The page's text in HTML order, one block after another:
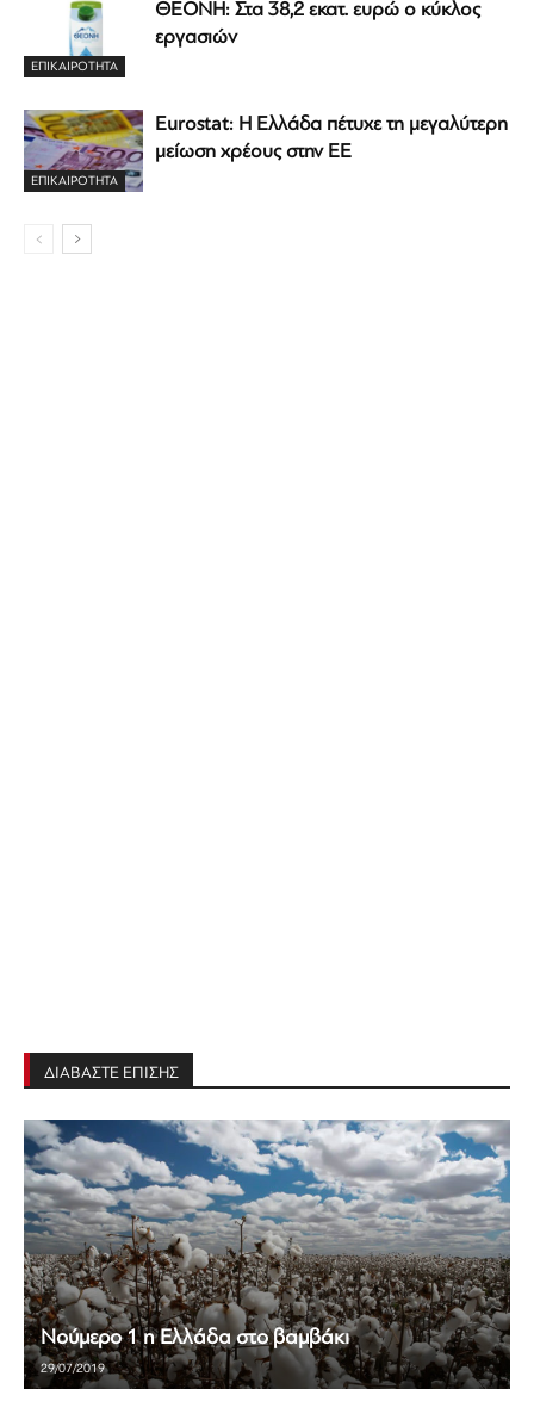
ΕΠΙΚΑΙΡΟΤΗΤΑ
ΘΕΟΝΗ: Στα 38,2 εκατ. ευρώ ο κύκλος
εργασιών
ΕΠΙΚΑΙΡΟΤΗΤΑ
Eurostat: Η Ελλάδα πέτυχε τη μεγαλύτερη
μείωση χρέους στην ΕΕ
ΔΙΑΒΑΣΤΕ ΕΠΙΣΗΣ
Νούμερο 1 η Ελλάδα στο βαμβάκι
29/07/2019